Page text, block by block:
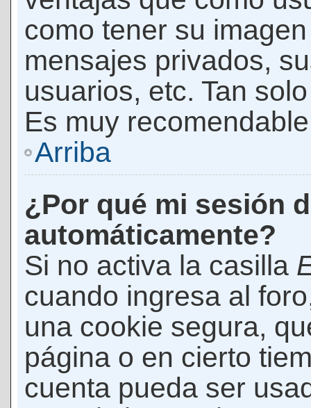
como tener su
mensajes privados,
usuarios, etc. Tan
Es muy
Arriba
¿Por qué mi sesión
automáticamente?
Si no activa la casilla
cuando ingresa al
una cookie segura,
página o en cierto
cuenta pueda ser